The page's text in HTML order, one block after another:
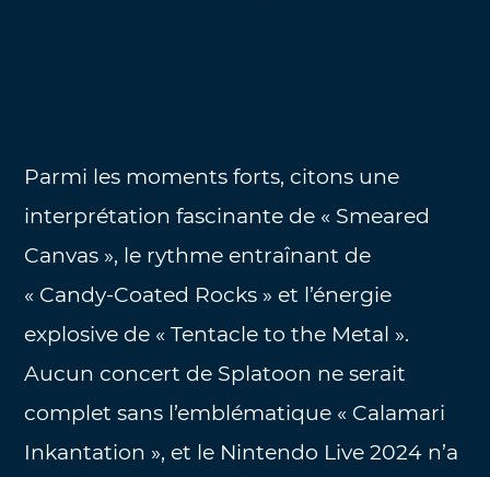
Parmi les moments forts, citons une
interprétation fascinante de « Smeared
Canvas », le rythme entraînant de
« Candy-Coated Rocks » et l’énergie
explosive de « Tentacle to the Metal ».
Aucun concert de Splatoon ne serait
complet sans l’emblématique « Calamari
Inkantation », et le Nintendo Live 2024 n’a